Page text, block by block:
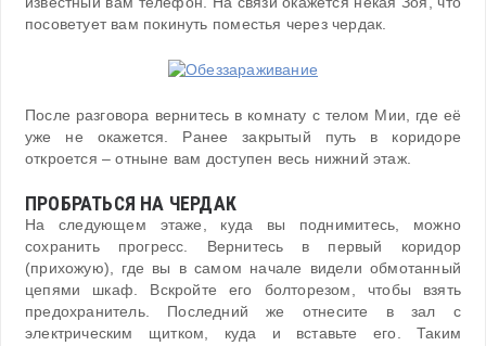
посоветует вам покинуть поместья через чердак.
После разговора вернитесь в комнату с телом Мии, где её
уже не окажется. Ранее закрытый путь в коридоре
откроется – отныне вам доступен весь нижний этаж.
ПРОБРАТЬСЯ НА ЧЕРДАК
На следующем этаже, куда вы поднимитесь, можно
сохранить прогресс. Вернитесь в первый коридор
(прихожую), где вы в самом начале видели обмотанный
цепями шкаф. Вскройте его болторезом, чтобы взять
предохранитель. Последний же отнесите в зал с
электрическим щитком, куда и вставьте его. Таким